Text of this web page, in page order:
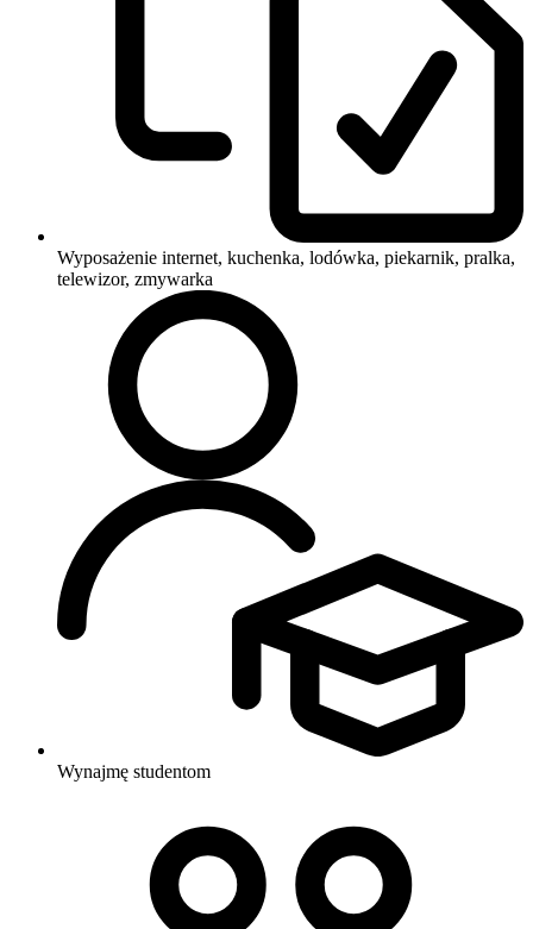
Wyposażenie internet, kuchenka, lodówka, piekarnik, pralka,
telewizor, zmywarka
Wynajmę studentom